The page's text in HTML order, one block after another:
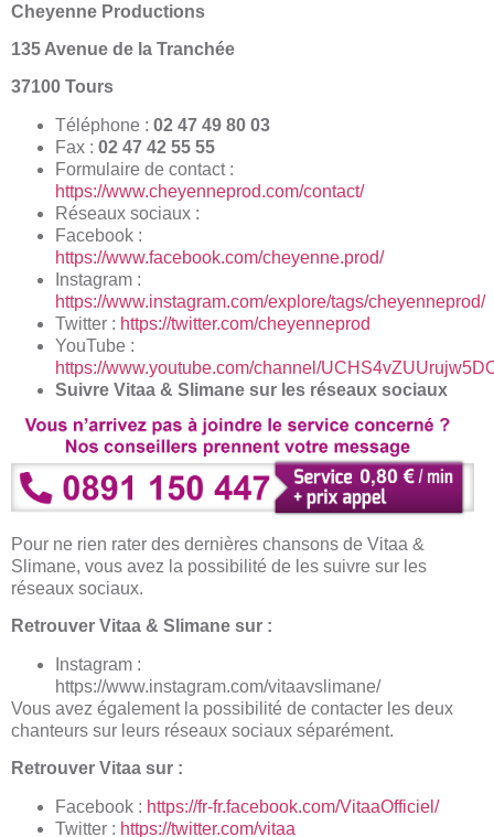
Cheyenne Productions
135 Avenue de la Tranchée
37100 Tours
Téléphone : 02 47 49 80 03
Fax : 02 47 42 55 55
Formulaire de contact :
https://www.cheyenneprod.com/contact/
Réseaux sociaux :
Facebook :
https://www.facebook.com/cheyenne.prod/
Instagram :
https://www.instagram.com/explore/tags/cheyenneprod/
Twitter : https://twitter.com/cheyenneprod
YouTube :
https://www.youtube.com/channel/
Suivre Vitaa & Slimane sur les réseaux sociaux
Pour ne rien rater des dernières chansons de Vitaa &
Slimane, vous avez la possibilité de les suivre sur les
réseaux sociaux.
Retrouver Vitaa & Slimane sur :
Instagram :
https://www.instagram.com/vitaavslimane/
Vous avez également la possibilité de contacter les deux
chanteurs sur leurs réseaux sociaux séparément.
Retrouver Vitaa sur :
Facebook : https://fr-fr.facebook.com/VitaaOfficiel/
Twitter : https://twitter.com/vitaa